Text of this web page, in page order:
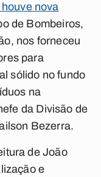
nova
de Bombeiros,
nos forneceu
para
sólido no fundo
na
da Divisão de
Bezerra.
de João
e